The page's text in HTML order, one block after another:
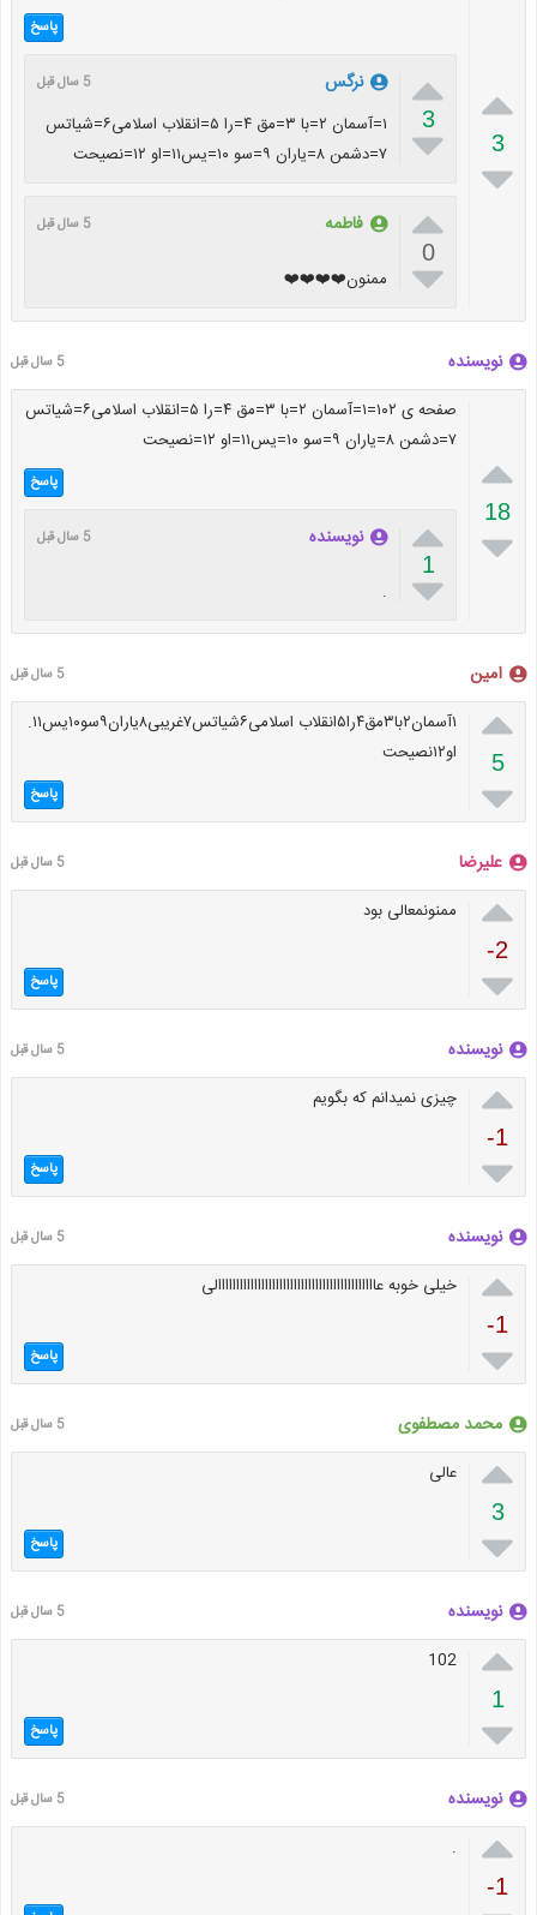

3

پاسخ

3

نرگس 5 سال قبل
۱=آسمان ۲=با ۳=مق ۴=را ۵=انقلاب اسلامی۶=شیاتس
۷=دشمن ۸=یاران ۹=سو ۱۰=یس۱۱=او ۱۲=نصیحت

0

فاطمه 5 سال قبل
ممنون❤️❤️❤️❤️
نویسنده 5 سال قبل

18

صفحه ی ۱۰۲=۱=آسمان ۲=با ۳=مق ۴=را ۵=انقلاب اسلامی۶=شیاتس
۷=دشمن ۸=یاران ۹=سو ۱۰=یس۱۱=او ۱۲=نصیحت
پاسخ

1

نویسنده 5 سال قبل
.
امین 5 سال قبل

5

۱آسمان۲با۳مق۴را۵انقلاب اسلامی۶شیاتس۷غریبی۸یاران۹سو۱۰یس۱۱.
او۱۲نصیحت
پاسخ
علیرضا 5 سال قبل

-2

ممنونمعالی بود
پاسخ
نویسنده 5 سال قبل

-1

چیزی نمیدانم که بگویم
پاسخ
نویسنده 5 سال قبل

-1

خیلی خوبه عاااااااااااااااااااااااااااااااااااااااااااالی
پاسخ
محمد مصطفوی 5 سال قبل

3

عالی
پاسخ
نویسنده 5 سال قبل

1

102
پاسخ
نویسنده 5 سال قبل

-1
.